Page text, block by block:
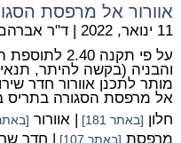
אוורור אל מרפסת
11 ינואר, 2022 | ד"ר
על פי תקנה
מותר לתכנן אוורור חדר
אל מרפסת הסגורה בתריס
חלון [באתר 181] | אוורור [באתר
מרפסת [באתר 107] | חדר